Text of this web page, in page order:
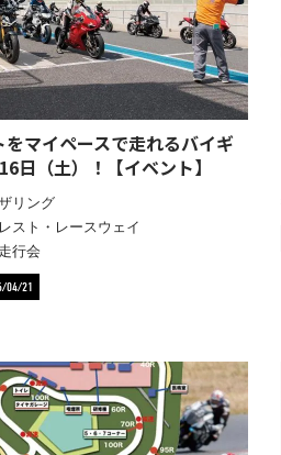
をマイペースで走れるバイギ
日（土）！【イベント】
リング
スト・レースウェイ
行会
04/21